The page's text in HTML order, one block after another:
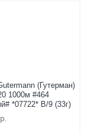
(Гутерман)
1000м #464
*07722* B/9 (33г)